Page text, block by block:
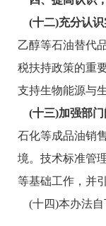
(十二)充分认识
乙醇等石油替代
税扶持政策的重
支持生物能源与
(十三)加强部门
石化等成品油销
境。技术标准管
等基础工作，并
(十四)本办法自